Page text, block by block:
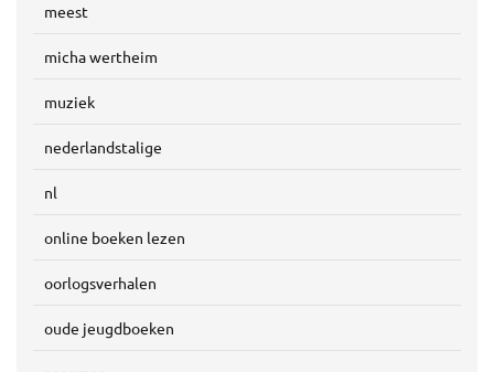
meest
micha wertheim
muziek
nederlandstalige
nl
online boeken lezen
oorlogsverhalen
oude jeugdboeken